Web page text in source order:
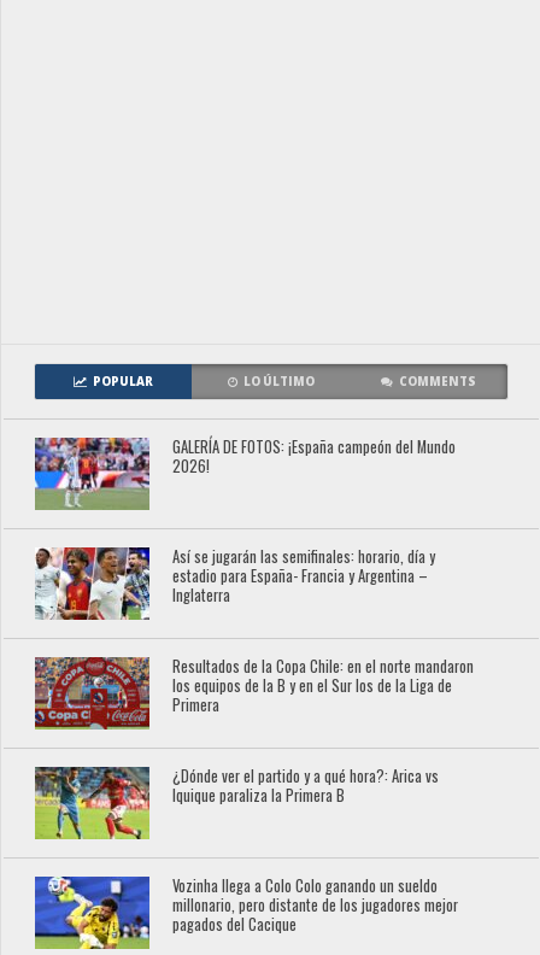
POPULAR LO ÚLTIMO COMMENTS
GALERÍA DE FOTOS: ¡España campeón del Mundo
2026!
Así se jugarán las semifinales: horario, día y
estadio para España- Francia y Argentina –
Inglaterra
Resultados de la Copa Chile: en el norte mandaron
los equipos de la B y en el Sur los de la Liga de
Primera
¿Dónde ver el partido y a qué hora?: Arica vs
Iquique paraliza la Primera B
Vozinha llega a Colo Colo ganando un sueldo
millonario, pero distante de los jugadores mejor
pagados del Cacique